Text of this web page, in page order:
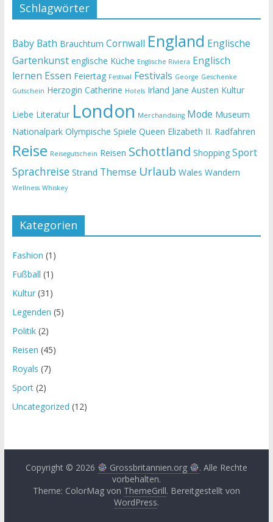
Schlagwörter
Baby Bath Brauchtum Cornwall England Englische
Gartenkunst englische Küche Englische Riviera Englisch
lernen Essen Feiertag Festival Festivals George Geschenke
Gutschein Herzogin Catherine Hotels Irland Jane Austen Kultur
Liebe Literatur London Merchandising Mode Museum
Nationalpark Olympische Spiele Queen Elizabeth II. Radfahren
Reise Reisegutschein Reisen Schottland Shopping Sport
Sprachreise Strand Themse Urlaub Wales Wandern
Wellness Whiskey
Kategorien
Fashion (1)
Fußball (1)
Kultur(31)
Legenden (5)
Politik(2)
Reisen (45)
Royals (7)
Sport(2)
Uncategorized (12)
Copyright © 2026 Grossbritannien.org
. Alle Rechte
vorbehalten.
Theme: ColorMag von ThemeGrill. Bereitgestellt von
WordPress.